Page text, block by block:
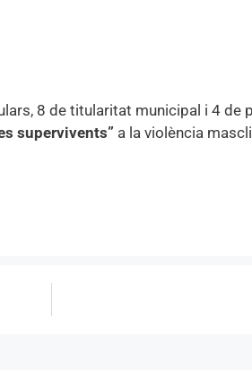
8 de titularitat municipal i 4 de
supervivents” a la violència